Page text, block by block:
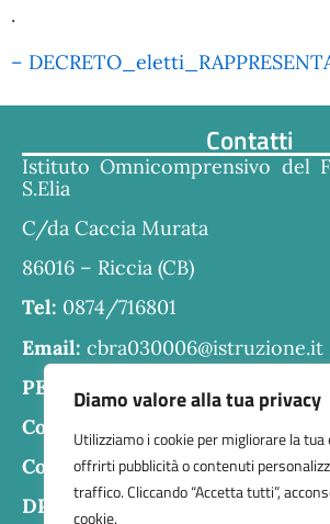
Diamo valore alla tua privacy
Utilizziamo i cookie per migliorare la
offrirti pubblicità o contenuti
traffico. Cliccando “Accetta tutti”,
cookie.
.
–
Contatti
Istituto Omnicomprensivo del
S.Elia
C/da Caccia Murata
86016 – Riccia (CB)
Tel: 0874/716801
Email: cbra030006@istruzione.it
PEC:
Codice fiscale:
Codice meccanografico:
DPO:
Guido Palladino